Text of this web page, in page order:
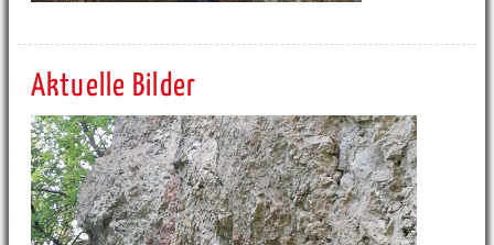
Aktuelle Bilder